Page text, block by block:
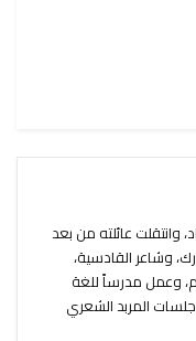
شاعر عراقي ولد في بغداد، وانتقلت عائلته من بعد
وشاعر القادسية،
وشاعر القرنين، والمتنبي الأخير. تخرج من دار المعلمين العالية (كلية التربية حاليا) عام 1952م، وعمل مدرساً للغة
المربد الشعري